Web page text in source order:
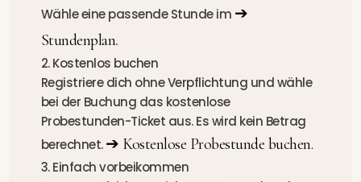
Wähle eine passende Stunde im ➔
Stundenplan.
2. Kostenlos buchen
Registriere dich ohne Verpflichtung und wähle
bei der Buchung das kostenlose
Probestunden-Ticket aus.Es wird kein Betrag
berechnet.➔ Kostenlose Probestunde buchen.
3. Einfach vorbeikommen